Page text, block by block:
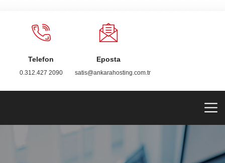
Telefon
0.312.427 2090
Eposta
satis@ankarahosting.com.tr